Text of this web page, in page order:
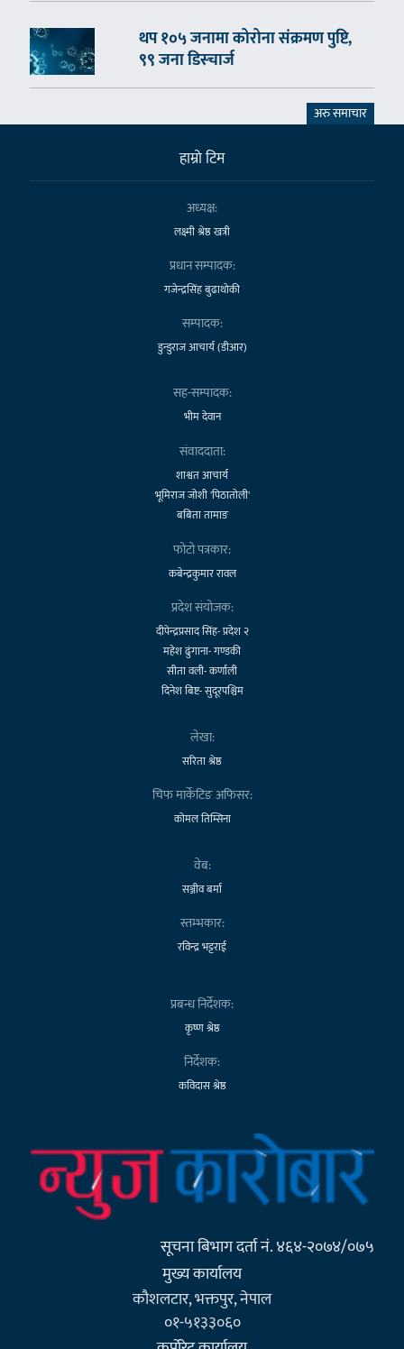
थप १०५ जनामा कोरोना संक्रमण पुष्टि,
९९ जना डिस्चार्ज
अरु समाचार
हाम्राे टिम
अध्यक्ष:
लक्ष्मी श्रेष्ठ खत्री
प्रधान सम्पादक:
गजेन्द्रसिंह बुढाथोकी
सम्पादक:
डुन्डुराज आचार्य (डीआर)
सह-सम्पादक:
भीम देवान
संवाददाता:
शाश्वत आचार्य
भूमिराज जोशी 'पिठातोली'
बबिता तामाङ
फोटो पत्रकार:
कबेन्द्रकुमार रावल
प्रदेश संयोजक:
दीपेन्द्रप्रसाद सिंह- प्रदेश २
महेश ढुंगाना- गण्डकी
सीता वली- कर्णाली
दिनेश बिष्ट- सुदूरपश्चिम
लेखा:
सरिता श्रेष्ठ
चिफ मार्केटिङ अफिसर:
कोमल तिम्सिना
वेब:
सञ्जीव बर्मा
स्तम्भकार:
रविन्द्र भट्टराई
प्रबन्ध निर्देशक:
कृष्ण श्रेष्ठ
निर्देशक:
कविदास श्रेष्ठ
सूचना बिभाग दर्ता नं. ४६४-२०७४/०७५
मुख्य कार्यालय
कौशलटार, भक्तपुर, नेपाल
०१-५१३३०६०